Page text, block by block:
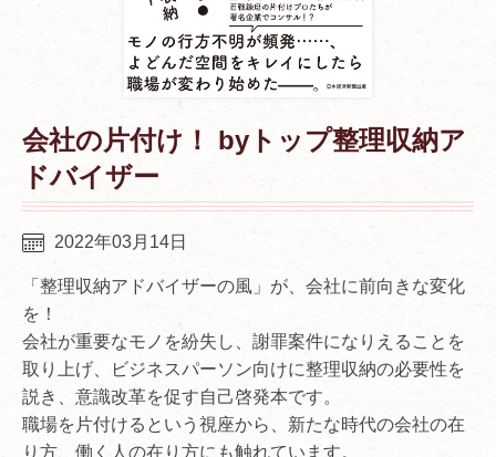
会社の片付け！ byトップ整理収納ア
ドバイザー
2022年03月14日
「整理収納アドバイザーの風」が、会社に前向きな変化
を！
会社が重要なモノを紛失し、謝罪案件になりえることを
取り上げ、ビジネスパーソン向けに整理収納の必要性を
説き、意識改革を促す自己啓発本です。
職場を片付けるという視座から、新たな時代の会社の在
り方、働く人の在り方にも触れています。